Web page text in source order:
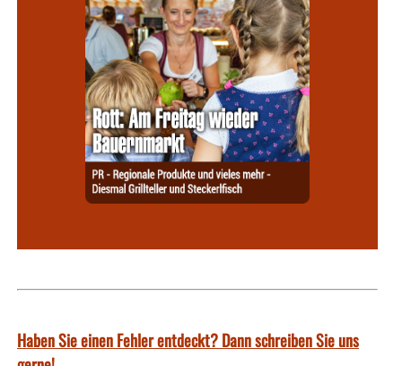
Haben Sie einen Fehler entdeckt? Dann schreiben Sie uns